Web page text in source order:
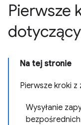
Pierwsze
Na tej stronie
Pierwsze kroki z
Wysyłanie
bezpośrednich